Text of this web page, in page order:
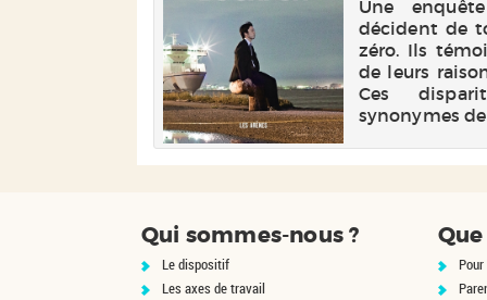
Une
décident de
zéro. Ils
de leurs
Ces
synonymes
Qui sommes-nous ?
Le dispositif
Les axes de travail